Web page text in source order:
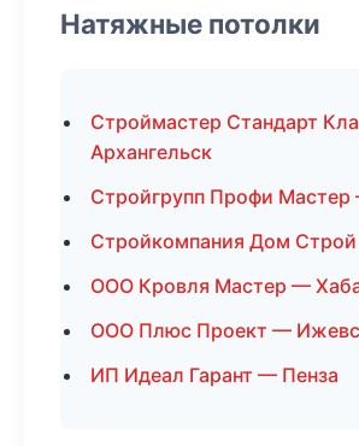
Натяжные потолки
Строймастер Стандарт
Архангельск
Стройгрупп Профи Мастер
Стройкомпания Дом
ООО Кровля Мастер —
ООО Плюс Проект —
ИП Идеал Гарант — Пенза